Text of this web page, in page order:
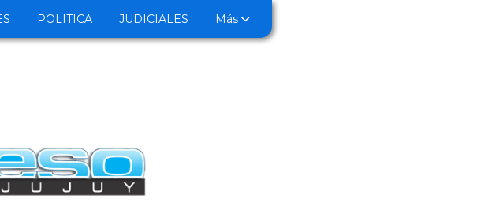
POLITICA JUDICIALES Más